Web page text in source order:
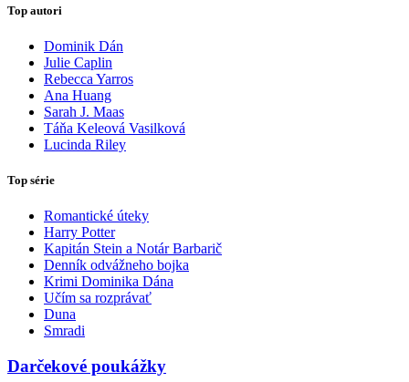
Top autori
Dominik Dán
Julie Caplin
Rebecca Yarros
Ana Huang
Sarah J. Maas
Táňa Keleová Vasilková
Lucinda Riley
Top série
Romantické úteky
Harry Potter
Kapitán Stein a Notár Barbarič
Denník odvážneho bojka
Krimi Dominika Dána
Učím sa rozprávať
Duna
Smradi
Darčekové poukážky